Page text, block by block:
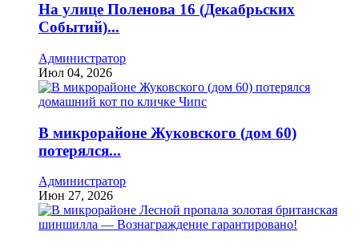
На улице Поленова 16 (Декабрьских
Событий)...
Администратор
Июл 04, 2026
В микрорайоне Жуковского (дом 60)
потерялся...
Администратор
Июн 27, 2026